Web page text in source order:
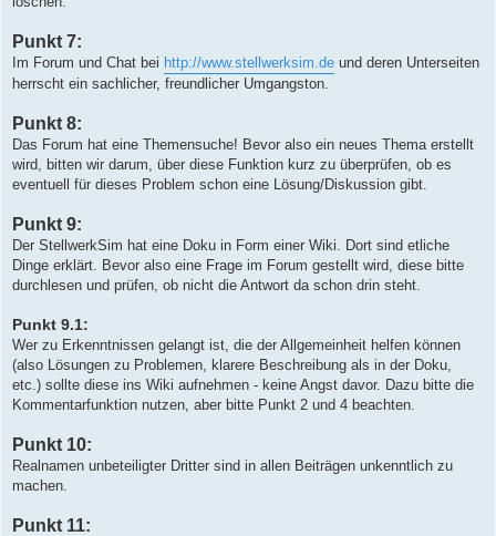
Punkt 7:
Im Forum und Chat bei http://www.stellwerksim.de und deren Unterseiten
herrscht ein sachlicher, freundlicher Umgangston.
Punkt 8:
Das Forum hat eine Themensuche! Bevor also ein neues Thema erstellt
wird, bitten wir darum, über diese Funktion kurz zu überprüfen, ob es
eventuell für dieses Problem schon eine Lösung/Diskussion gibt.
Punkt 9:
Der StellwerkSim hat eine Doku in Form einer Wiki. Dort sind etliche
Dinge erklärt. Bevor also eine Frage im Forum gestellt wird, diese bitte
durchlesen und prüfen, ob nicht die Antwort da schon drin steht.
Punkt 9.1:
Wer zu Erkenntnissen gelangt ist, die der Allgemeinheit helfen können
(also Lösungen zu Problemen, klarere Beschreibung als in der Doku,
etc.) sollte diese ins Wiki aufnehmen - keine Angst davor. Dazu bitte die
Kommentarfunktion nutzen, aber bitte Punkt 2 und 4 beachten.
Punkt 10:
Realnamen unbeteiligter Dritter sind in allen Beiträgen unkenntlich zu
machen.
Punkt 11: